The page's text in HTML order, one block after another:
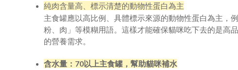
純肉含量高、標示清楚的動物性蛋白為主
主食罐應以高比例、具體標示來源的動物性蛋白為主，
粉、肉」等模糊用語。這樣才能確保貓咪吃下去的是高
的營養需求。
含水量：70以上主食罐，幫助貓咪補水